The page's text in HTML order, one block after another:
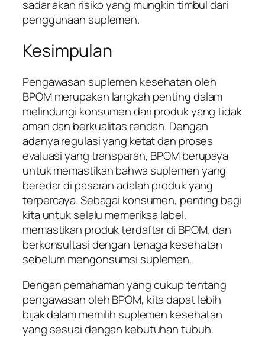
sadar akan risiko yang mungkin timbul dari
penggunaan suplemen.
Kesimpulan
Pengawasan suplemen kesehatan oleh
BPOM merupakan langkah penting dalam
melindungi konsumen dari produk yang tidak
aman dan berkualitas rendah. Dengan
adanya regulasi yang ketat dan proses
evaluasi yang transparan, BPOM berupaya
untuk memastikan bahwa suplemen yang
beredar di pasaran adalah produk yang
terpercaya. Sebagai konsumen, penting bagi
kita untuk selalu memeriksa label,
memastikan produk terdaftar di BPOM, dan
berkonsultasi dengan tenaga kesehatan
sebelum mengonsumsi suplemen.
Dengan pemahaman yang cukup tentang
pengawasan oleh BPOM, kita dapat lebih
bijak dalam memilih suplemen kesehatan
yang sesuai dengan kebutuhan tubuh.